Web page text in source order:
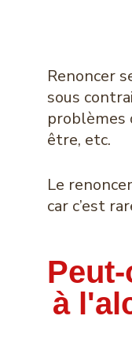
Renoncer
sous
problèmes
être, etc.
Le
car c’est
à